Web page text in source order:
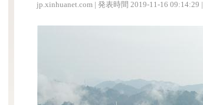
jp.xinhuanet.com | 発表時間 2019-11-16 09:14:29